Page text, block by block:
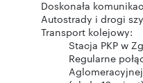
Doskonała
Autostrady i drogi
Transport kolejowy:
Stacja PKP w
Regularne